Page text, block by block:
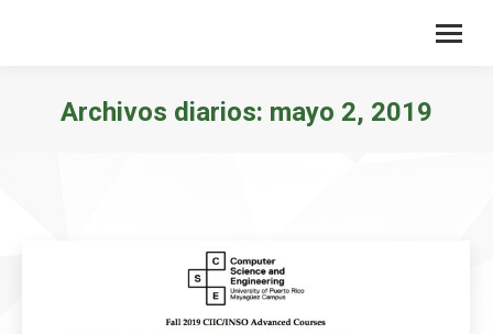
Archivos diarios: mayo 2, 2019